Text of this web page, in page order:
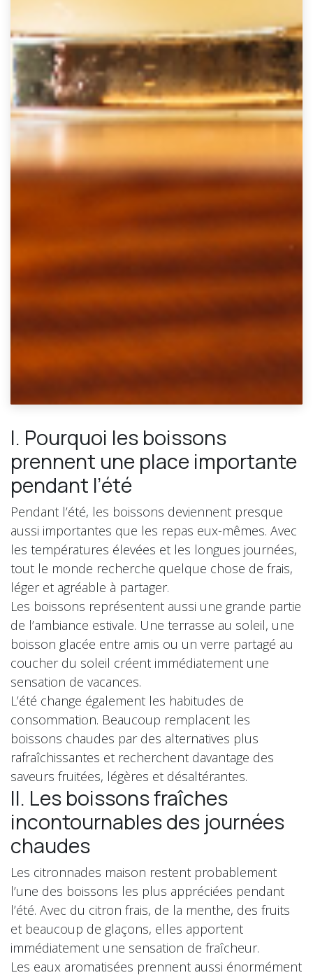
I. Pourquoi les boissons
prennent une place importante
pendant l’été
Pendant l’été, les boissons deviennent presque
aussi importantes que les repas eux-mêmes. Avec
les températures élevées et les longues journées,
tout le monde recherche quelque chose de frais,
léger et agréable à partager.
Les boissons représentent aussi une grande partie
de l’ambiance estivale. Une terrasse au soleil, une
boisson glacée entre amis ou un verre partagé au
coucher du soleil créent immédiatement une
sensation de vacances.
L’été change également les habitudes de
consommation. Beaucoup remplacent les
boissons chaudes par des alternatives plus
rafraîchissantes et recherchent davantage des
saveurs fruitées, légères et désaltérantes.
II. Les boissons fraîches
incontournables des journées
chaudes
Les citronnades maison restent probablement
l’une des boissons les plus appréciées pendant
l’été. Avec du citron frais, de la menthe, des fruits
et beaucoup de glaçons, elles apportent
immédiatement une sensation de fraîcheur.
Les eaux aromatisées prennent aussi énormément